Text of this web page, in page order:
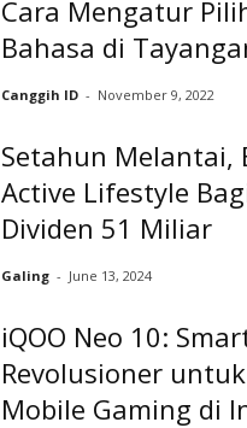
Cara Mengatur
Bahasa di
Canggih ID - November 9, 2022
Setahun Melantai,
Active Lifestyle
Dividen 51 Miliar
Galing - June 13, 2024
iQOO Neo 10:
Revolusioner
Mobile Gaming di